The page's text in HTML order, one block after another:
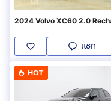
2024 Volvo XC60 2.0
แชท
HOT